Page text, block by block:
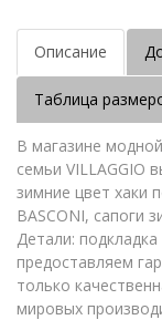
Описание
Таблица
В магазине
семьи VILLAGGIO
зимние цвет хаки
BASCONI, сапоги
Детали:
предоставляем
только
мировых